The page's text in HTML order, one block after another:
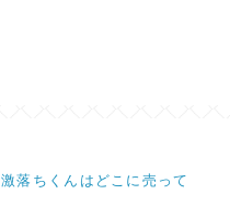
激落ちくんはどこに売って